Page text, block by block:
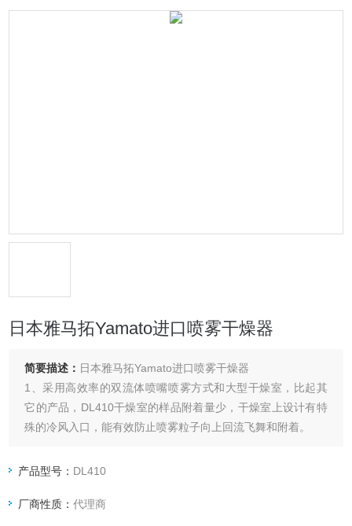
日本雅马拓Yamato进口喷雾干燥器
简要描述： 日本雅马拓Yamato进口喷雾干燥器
1、采用高效率的双流体喷嘴喷雾方式和大型干燥室，比起其
它的产品，DL410干燥室的样品附着量少，干燥室上设计有特
殊的冷风入口，能有效防止喷雾粒子向上回流飞舞和附着。
产品型号： DL410
厂商性质：代理商